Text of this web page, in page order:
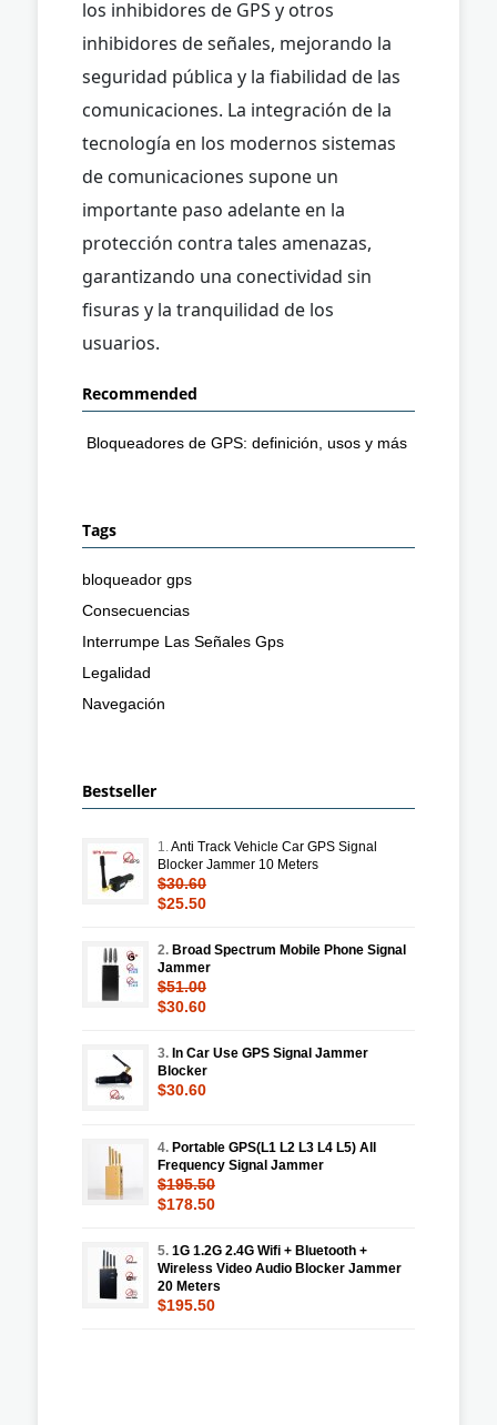
los inhibidores de GPS y otros
inhibidores de señales, mejorando la
seguridad pública y la fiabilidad de las
comunicaciones. La integración de la
tecnología en los modernos sistemas
de comunicaciones supone un
importante paso adelante en la
protección contra tales amenazas,
garantizando una conectividad sin
fisuras y la tranquilidad de los
usuarios.
Recommended
Bloqueadores de GPS: definición, usos y más
Tags
bloqueador gps
Consecuencias
Interrumpe Las Señales Gps
Legalidad
Navegación
Bestseller
1.Anti Track Vehicle Car GPS Signal
Blocker Jammer 10 Meters
$30.60
$25.50
2. Broad Spectrum Mobile Phone Signal
Jammer
$51.00
$30.60
3. In Car Use GPS Signal Jammer
Blocker
$30.60
4. Portable GPS(L1 L2 L3 L4 L5) All
Frequency Signal Jammer
$195.50
$178.50
5. 1G 1.2G 2.4G Wifi + Bluetooth +
Wireless Video Audio Blocker Jammer
20 Meters
$195.50